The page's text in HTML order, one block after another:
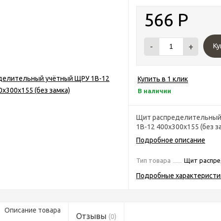
566 Р
- +
Купить в 1 клик
В наличии
Щит
1В-12 400х300х155 (без
Подробное описание
Тип товара Щит
Подробные
Описание товара
Отзывы (0)